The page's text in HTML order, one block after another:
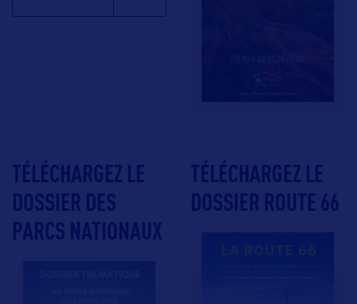
TÉLÉCHARGEZ LE
DOSSIER DES
PARCS NATIONAUX
TÉLÉCHARGEZ LE
DOSSIER ROUTE 66